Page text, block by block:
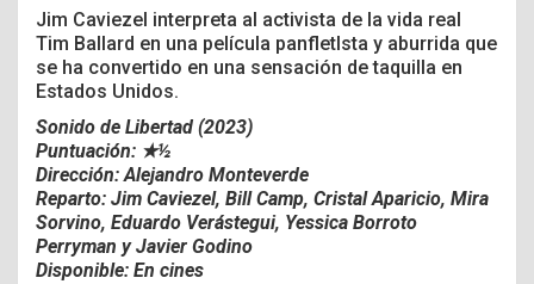
Jim Caviezel interpreta al activista de la vida real
Tim Ballard en una película panfletIsta y aburrida que
se ha convertido en una sensación de taquilla en
Estados Unidos.
Sonido de Libertad (2023)
Puntuación: ★½
Dirección: Alejandro Monteverde
Reparto: Jim Caviezel, Bill Camp, Cristal Aparicio, Mira
Sorvino, Eduardo Verástegui, Yessica Borroto
Perryman y Javier Godino
Disponible: En cines